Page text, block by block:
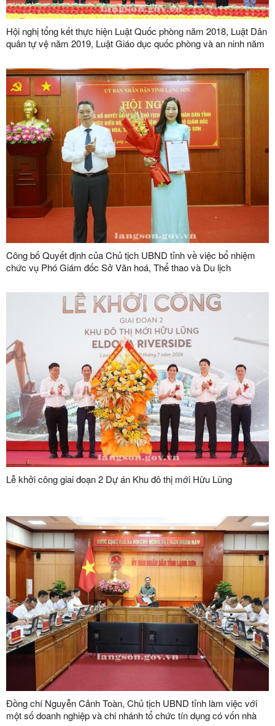
Hội nghị tổng kết thực hiện Luật Quốc phòng năm 2018, Luật Dân
quân tự vệ năm 2019, Luật Giáo dục quốc phòng và an ninh năm
Công bố Quyết định của Chủ tịch UBND tỉnh về việc bổ nhiệm
chức vụ Phó Giám đốc Sở Văn hoá, Thể thao và Du lịch
Lễ khởi công giai đoạn 2 Dự án Khu đô thị mới Hữu Lũng
Đồng chí Nguyễn Cảnh Toàn, Chủ tịch UBND tỉnh làm việc với
một số doanh nghiệp và chi nhánh tổ chức tín dụng có vốn nhà